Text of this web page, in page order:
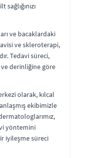
sağlığınızı
ve bacaklardaki
ve skleroterapi,
Tedavi süreci,
derinliğine göre
olarak, kılcal
ekibimizle
yöntemini
iyileşme süreci